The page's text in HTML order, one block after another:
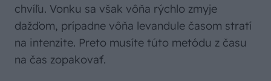
chvíľu. Vonku sa však vôňa rýchlo zmyje
dažďom, prípadne vôňa levandule časom stratí
na intenzite. Preto musíte túto metódu z času
na čas zopakovať.